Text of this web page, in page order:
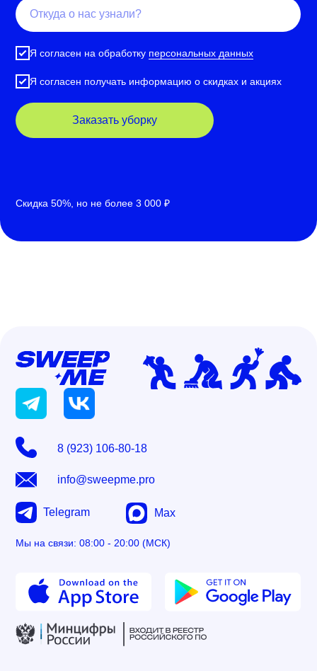
Я согласен на обработку персональных данных
Я согласен получать информацию о скидках и акциях
Заказать уборку
Скидка 50%, но не более 3 000 ₽
8 (923) 106-80-18
info@sweepme.pro
Telegram Max
Мы на связи: 08:00 - 20:00 (МСК)